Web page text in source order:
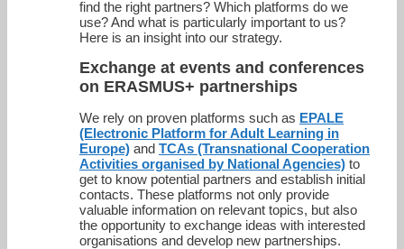
find the right partners? Which platforms do we
use? And what is particularly important to us?
Here is an insight into our strategy.
Exchange at events and conferences
on ERASMUS+ partnerships
We rely on proven platforms such as EPALE
(Electronic Platform for Adult Learning in
Europe) and TCAs (Transnational Cooperation
Activities organised by National Agencies) to
get to know potential partners and establish initial
contacts. These platforms not only provide
valuable information on relevant topics, but also
the opportunity to exchange ideas with interested
organisations and develop new partnerships.